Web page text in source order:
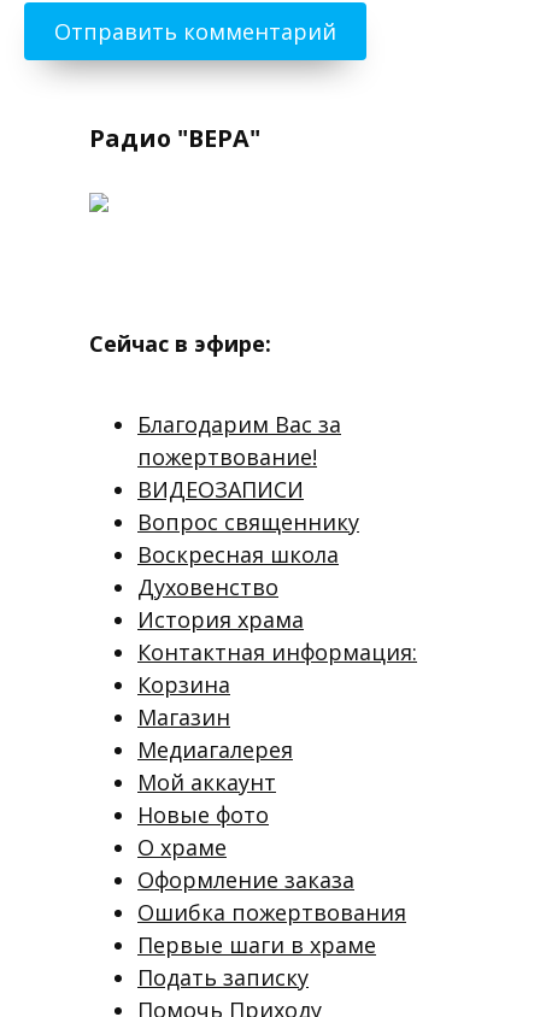
Радио "ВЕРА"
Сейчас в эфире:
Благодарим Вас за
пожертвование!
ВИДЕОЗАПИСИ
Вопрос священнику
Воскресная школа
Духовенство
История храма
Контактная информация:
Корзина
Магазин
Медиагалерея
Мой аккаунт
Новые фото
О храме
Оформление заказа
Ошибка пожертвования
Первые шаги в храме
Подать записку
Помочь Приходу